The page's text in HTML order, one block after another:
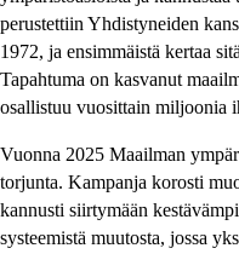
perustettiin Yhdistyneiden
1972, ja ensimmäistä kertaa
Tapahtuma on kasvanut
osallistuu vuosittain miljoonia
Vuonna 2025 Maailman
torjunta. Kampanja korosti
kannusti siirtymään
systeemistä muutosta, jossa